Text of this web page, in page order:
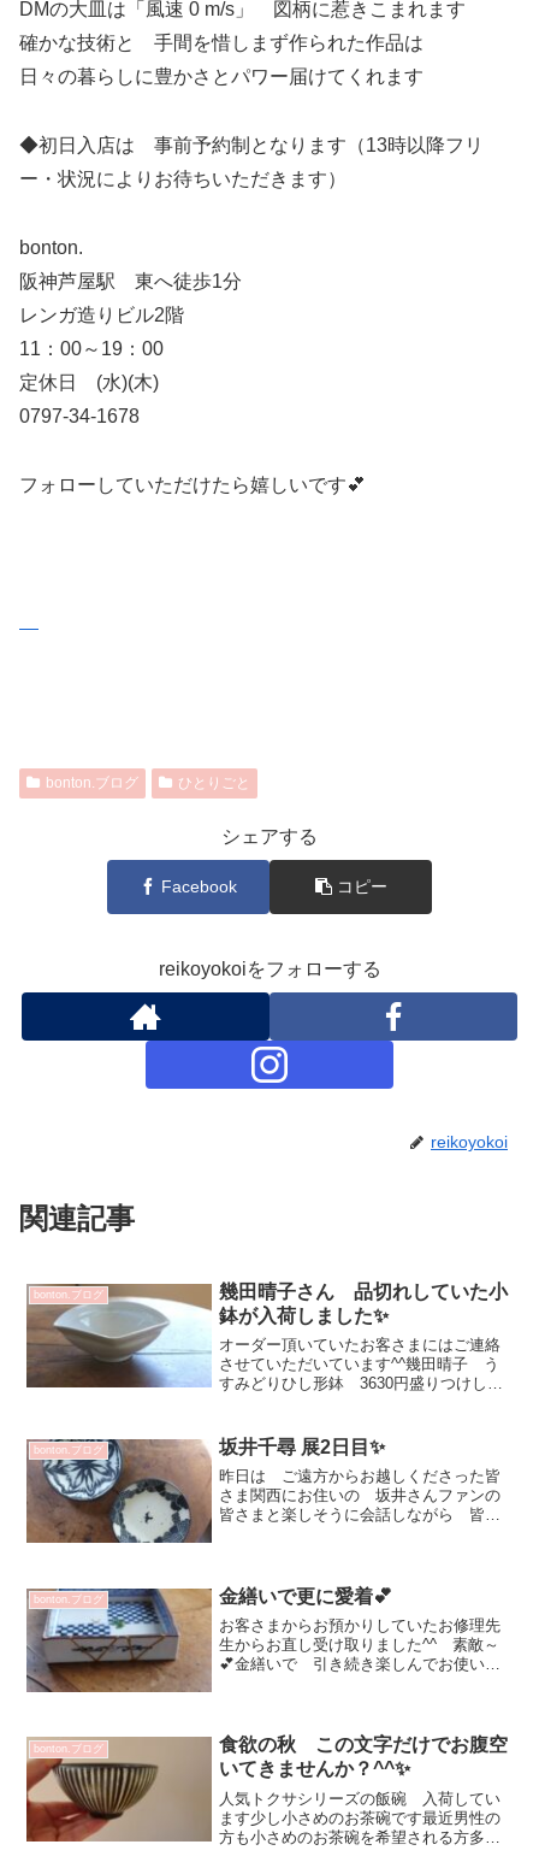
DMの大皿は「風速 0 m/s」 図柄に惹きこまれます
確かな技術と 手間を惜しまず作られた作品は
日々の暮らしに豊かさとパワー届けてくれます
◆初日入店は 事前予約制となります（13時以降フリ
ー・状況によりお待ちいただきます）
bonton.
阪神芦屋駅 東へ徒歩1分
レンガ造りビル2階
11：00～19：00
定休日 (水)(木)
0797-34-1678
フォローしていただけたら嬉しいです💕
bonton.ブログ ひとりごと
シェアする
Facebook コピー
reikoyokoiをフォローする
reikoyokoi
関連記事
bonton.ブログ
幾田晴子さん 品切れしていた小
鉢が入荷しました✨
オーダー頂いていたお客さまにはご連絡
させていただいています^^幾田晴子 う
すみどりひし形鉢 3630円盛りつけしや
3080円・ルリ菊花分銅形浅鉢 3300円オ
ンラインショ...
bonton.ブログ 坂井千尋 展2日目✨
昨日は ご遠方からお越しくださった皆
さま関西にお住いの 坂井さんファンの
皆さまと楽しそうに会話しながら 皆さ
外を見ているようだったり...
bonton.ブログ 金繕いで更に愛着💕
お客さまからお預かりしていたお修理先
生からお直し受け取りました^^ 素敵～
💕金繕いで 引き続き楽しんでお使い頂
ジュ...
bonton.ブログ
食欲の秋 この文字だけでお腹空
いてきませんか？^^✨
人気トクサシリーズの飯碗 入荷してい
ます少し小さめのお茶碗です最近男性の
方も小さめのお茶碗を希望される方多し